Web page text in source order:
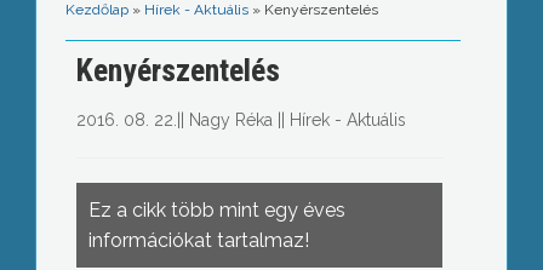
Kezdőlap » Hírek - Aktuális » Kenyérszentelés
Kenyérszentelés
2016. 08. 22. Nagy Réka Hírek - Aktuális
Ez a cikk több mint egy éves
információkat tartalmaz!